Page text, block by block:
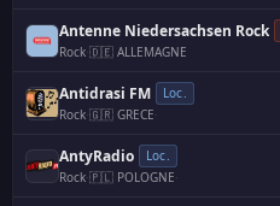
Antenne Niedersachsen Rock
Rock·🇩🇪 ALLEMAGNE
Antidrasi FM
Loc.
Rock·🇬🇷 GRECE·
AntyRadio
Loc.
Rock·🇵🇱 POLOGNE·